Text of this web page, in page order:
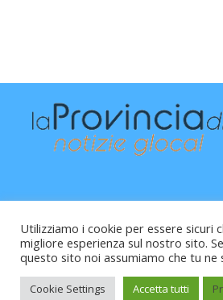
Raffaele Vitali - via Leopardi 10 -
Cod.Fisc VTLRFL77B02L500Y -
Utilizziamo i cookie per essere sicuri
migliore esperienza sul nostro sito.
questo sito noi assumiamo che tu ne
Cookie Settings Accetta tutti